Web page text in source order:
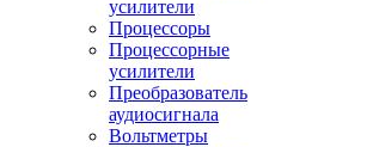
усилители
Процессоры
Процессорные
усилители
Преобразователь
аудиосигнала
Вольтметры